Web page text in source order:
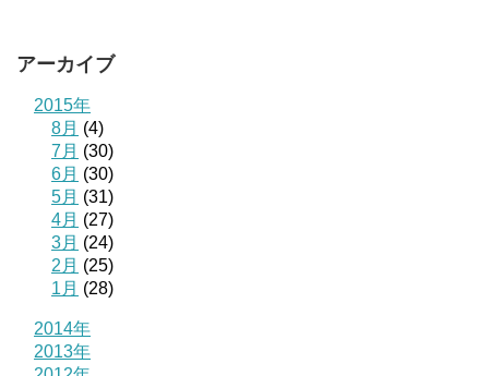
アーカイブ
2015年
8月 (4)
7月 (30)
6月 (30)
5月 (31)
4月 (27)
3月 (24)
2月 (25)
1月 (28)
2014年
2013年